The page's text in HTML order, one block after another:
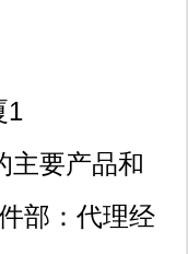
1
海
主要产品和
部：代理经